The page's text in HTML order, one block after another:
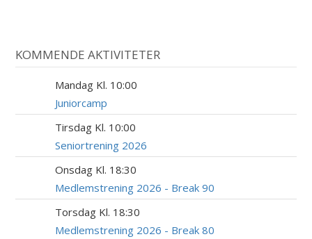
KOMMENDE AKTIVITETER
Mandag Kl. 10:00
Juniorcamp
Tirsdag Kl. 10:00
Seniortrening 2026
Onsdag Kl. 18:30
Medlemstrening 2026 - Break 90
Torsdag Kl. 18:30
Medlemstrening 2026 - Break 80